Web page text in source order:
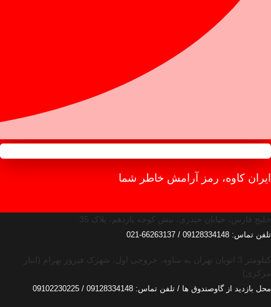
ایران کاوه، رمز آرامش خاطر شما
خلیج فارس، خیابان حیدری، نبش کوچه یازدهم، پلاک 35
تلفن تماس: 09128334148 / 66263137-021
کیلومتر 3 اتوبان تهران به ساوه، خروجی اول، شهرک فیروز بهرام (انبار
مرکزی)
محل بازدید از گاوصندوق ها / تلفن تماس: 09128334148 / 09102230225